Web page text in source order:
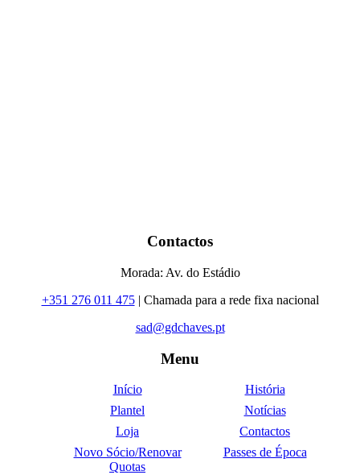
Contactos
Morada: Av. do Estádio
+351 276 011 475| Chamada para a rede fixa nacional
sad@gdchaves.pt
Menu
Início
História
Plantel
Notícias
Loja
Contactos
Novo Sócio/Renovar
Quotas
Passes de Época